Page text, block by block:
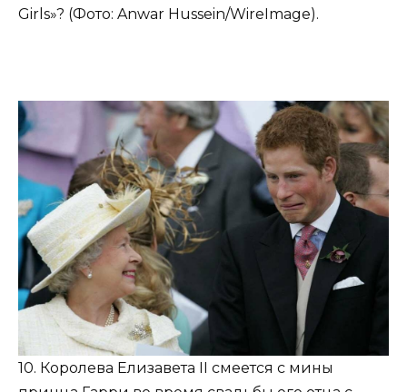
Girls»? (Фото: Anwar Hussein/WireImage).
10. Королева Елизавета II смеется с мины